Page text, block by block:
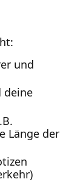
und
deine
Länge der